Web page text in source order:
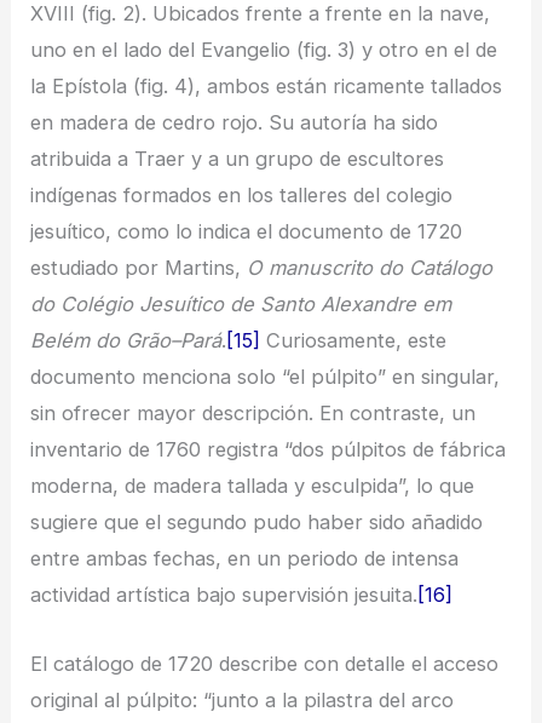
XVIII (fig. 2). Ubicados frente a frente en la nave,
uno en el lado del Evangelio (fig. 3) y otro en el de
la Epístola (fig. 4), ambos están ricamente tallados
en madera de cedro rojo. Su autoría ha sido
atribuida a Traer y a un grupo de escultores
indígenas formados en los talleres del colegio
jesuítico, como lo indica el documento de 1720
estudiado por Martins, O manuscrito do Catálogo
do Colégio Jesuítico de Santo Alexandre em
Belém do Grão–Pará. [15] Curiosamente, este
documento menciona solo “el púlpito” en singular,
sin ofrecer mayor descripción. En contraste, un
inventario de 1760 registra “dos púlpitos de fábrica
moderna, de madera tallada y esculpida”, lo que
sugiere que el segundo pudo haber sido añadido
entre ambas fechas, en un periodo de intensa
actividad artística bajo supervisión jesuita. [16]
El catálogo de 1720 describe con detalle el acceso
original al púlpito: “junto a la pilastra del arco